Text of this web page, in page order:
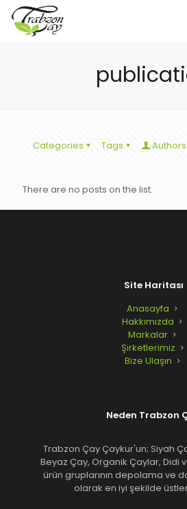
Categories Tags Authors
There are no posts on the list.
Site Haritası
Anasayfa
Hakkımızda
Markalar
Şirketlerimiz
Bize Ulaşın
Neden Trabzon
Trabzon Çay Çaykur'un; Siyah
Beyaz Çay, Organik Çaylar, Didi
ürün gruplarının depolama ve
olarak en iyi şekilde